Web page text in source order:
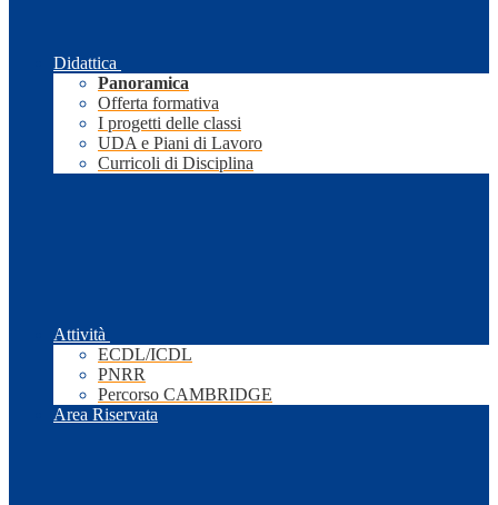
Didattica
Panoramica
Offerta formativa
I progetti delle classi
UDA e Piani di Lavoro
Curricoli di Disciplina
Attività
ECDL/ICDL
PNRR
Percorso CAMBRIDGE
Area Riservata